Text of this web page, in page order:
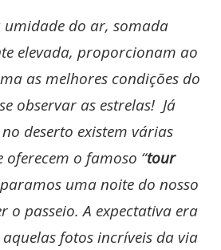
umidade do ar, somada
elevada, proporcionam ao
as melhores condições do
observar as estrelas! Já
deserto existem várias
oferecem o famoso “tour
uma noite do nosso
o passeio. A expectativa era
fotos incríveis da via